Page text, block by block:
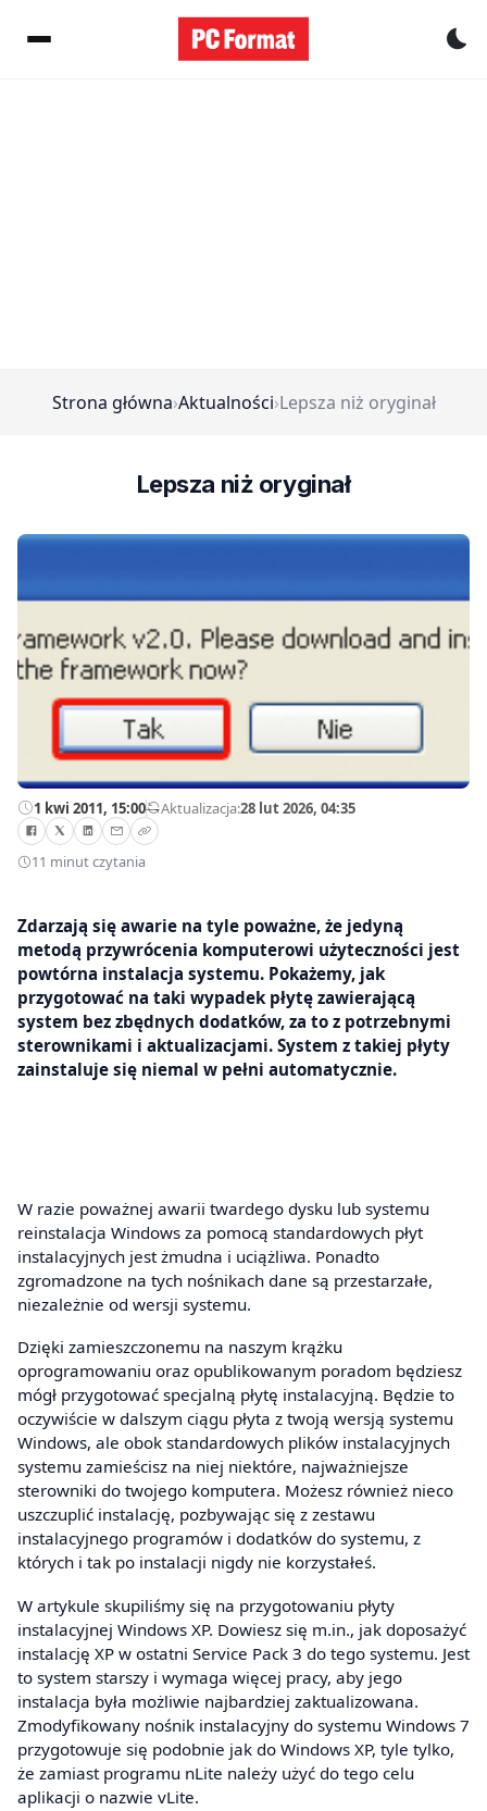
Strona główna›Aktualności›Lepsza niż oryginał
Lepsza niż oryginał
1 kwi 2011, 15:00—Aktualizacja:28 lut 2026, 04:35
11 minut czytania
Zdarzają się awarie na tyle poważne, że jedyną
metodą przywrócenia komputerowi użyteczności jest
powtórna instalacja systemu. Pokażemy, jak
przygotować na taki wypadek płytę zawierającą
system bez zbędnych dodatków, za to z potrzebnymi
sterownikami i aktualizacjami. System z takiej płyty
zainstaluje się niemal w pełni automatycznie.
W razie poważnej awarii twardego dysku lub systemu
reinstalacja Windows za pomocą standardowych płyt
instalacyjnych jest żmudna i uciążliwa. Ponadto
zgromadzone na tych nośnikach dane są przestarzałe,
niezależnie od wersji systemu.
Dzięki zamieszczonemu na naszym krążku
oprogramowaniu oraz opublikowanym poradom będziesz
mógł przygotować specjalną płytę instalacyjną. Będzie to
oczywiście w dalszym ciągu płyta z twoją wersją systemu
Windows, ale obok standardowych plików instalacyjnych
systemu zamieścisz na niej niektóre, najważniejsze
sterowniki do twojego komputera. Możesz również nieco
uszczuplić instalację, pozbywając się z zestawu
instalacyjnego programów i dodatków do systemu, z
których i tak po instalacji nigdy nie korzystałeś.
W artykule skupiliśmy się na przygotowaniu płyty
instalacyjnej Windows XP. Dowiesz się m.in., jak doposażyć
instalację XP w ostatni Service Pack 3 do tego systemu. Jest
to system starszy i wymaga więcej pracy, aby jego
instalacja była możliwie najbardziej zaktualizowana.
Zmodyfikowany nośnik instalacyjny do systemu Windows 7
przygotowuje się podobnie jak do Windows XP, tyle tylko,
że zamiast programu nLite należy użyć do tego celu
aplikacji o nazwie vLite.